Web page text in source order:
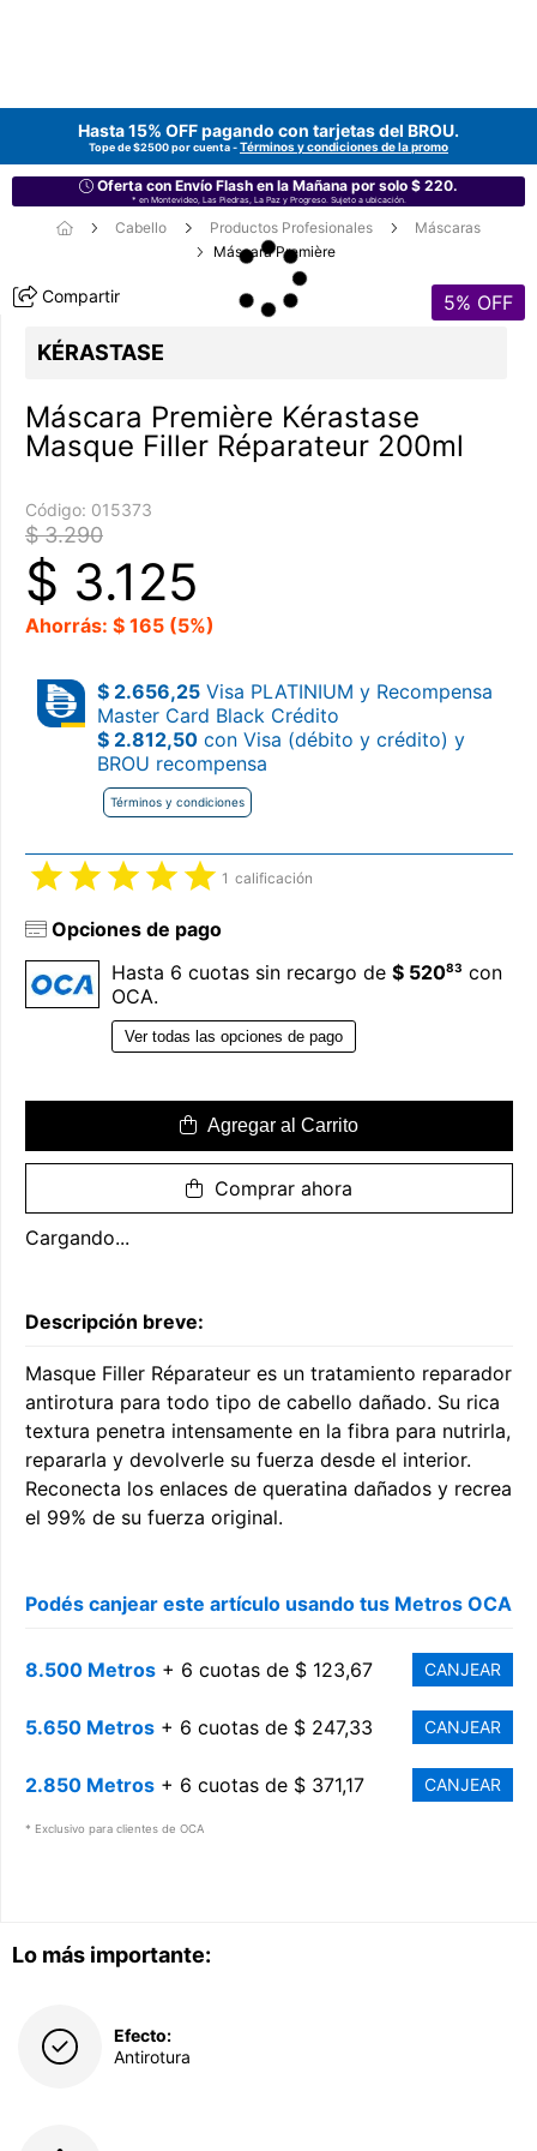
Hasta 15% OFF pagando con tarjetas del BROU.
Tope de $2500 por cuenta -Términos y condiciones de la promo
Oferta con Envío Flash en la Mañana por solo $ 220.
* en Montevideo, Las Piedras, La Paz y Progreso. Sujeto a ubicación.
Cabello Productos Profesionales
Máscaras
Máscara Première
Compartir 5% OFF
Lo más importante:
Efecto:
Antirotura
KÉRASTASE
Máscara Première Kérastase
Masque Filler Réparateur 200ml
Código: 015373
$ 3.290
$ 3.125
Ahorrás: $ 165 (5%)
$ 2.656,25 Visa PLATINIUM y Recompensa
Master Card Black Crédito
$ 2.812,50 con Visa (débito y crédito) y
BROU recompensa
Términos y condiciones
1 calificación
Opciones de pago
Hasta 6 cuotas sin recargo de $ 52083 con
OCA.
Ver todas las opciones de pago
Agregar al Carrito
Comprar ahora
Cargando...
Descripción breve:
Masque Filler Réparateur es un tratamiento reparador
antirotura para todo tipo de cabello dañado. Su rica
textura penetra intensamente en la fibra para nutrirla,
repararla y devolverle su fuerza desde el interior.
Reconecta los enlaces de queratina dañados y recrea
el 99% de su fuerza original.
Podés canjear este artículo usando tus Metros OCA
8.500 Metros + 6 cuotas de $ 123,67 CANJEAR
5.650 Metros + 6 cuotas de $ 247,33 CANJEAR
2.850 Metros + 6 cuotas de $ 371,17 CANJEAR
* Exclusivo para clientes de OCA